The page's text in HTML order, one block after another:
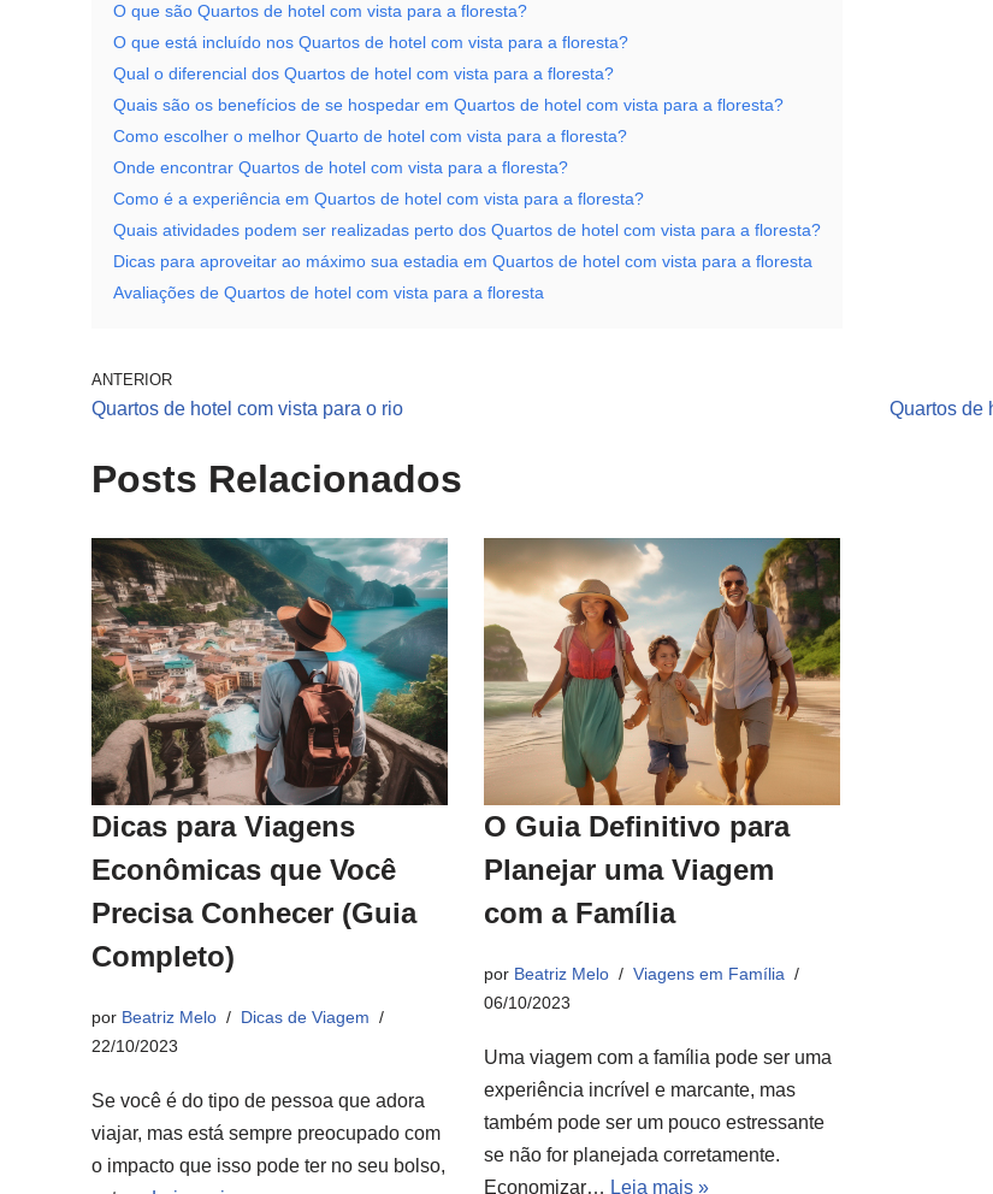
O que são Quartos de hotel com vista para a floresta?
O que está incluído nos Quartos de hotel com vista para a floresta?
Qual o diferencial dos Quartos de hotel com vista para a floresta?
Quais são os benefícios de se hospedar em Quartos de hotel com vista para a floresta?
Como escolher o melhor Quarto de hotel com vista para a floresta?
Onde encontrar Quartos de hotel com vista para a floresta?
Como é a experiência em Quartos de hotel com vista para a floresta?
Quais atividades podem ser realizadas perto dos Quartos de hotel com vista para a floresta?
Dicas para aproveitar ao máximo sua estadia em Quartos de hotel com vista para a floresta
Avaliações de Quartos de hotel com vista para a floresta
ANTERIOR
Quartos de hotel com vista para o rio Quartos de
Posts Relacionados
Dicas para Viagens
Econômicas que Você
Precisa Conhecer (Guia
Completo)
por Beatriz Melo
Dicas de Viagem
22/10/2023
Se você é do tipo de pessoa que adora
viajar, mas está sempre preocupado com
o impacto que isso pode ter no seu bolso,
O Guia Definitivo para
Planejar uma Viagem
com a Família
por Beatriz Melo
Viagens em Família
06/10/2023
Uma viagem com a família pode ser uma
experiência incrível e marcante, mas
também pode ser um pouco estressante
se não for planejada corretamente.
Economizar… Leia mais »